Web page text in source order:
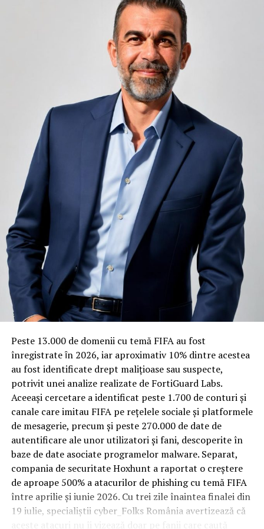
Camerele de hotel sunt, prin natura lor, spații apropiate
unele de altele, separate de pereți care nu pot fi făcuți
infinit de groși din motive practice și economice.
Zgomotul pașilor din camera de sus sau din coridorul
adiacent rămâne una dintre cele mai frecvente
nemulțumiri semnalate de oaspeți în recenziile online,
chiar și la unități altfel apreciate pentru servicii și
locație. De multe ori, oaspeții nu identifică pardoseala
drept sursa reală a problemei, ci descriu simplu senzația
de spațiu zgomotos sau agitat.
Pardoseala joacă un rol important în absorbția acestor
sunete, mai ales în zonele de trecere frecventă dintre
cameră și baie sau dintre pat și fereastră. Un material cu
proprietăți fonoabsorbante bune reduce transmiterea
zgomotului către camerele vecine și către etajele
inferioare, un aspect esențial mai ales în clădirile mai
vechi, cu structuri care nu au fost proiectate inițial
pentru izolare fonică performantă.
Rotația rapidă a oaspeților cere
materiale rezistente
Spre diferență de o locuință obișnuită, o cameră de hotel
trece printr-un ciclu de utilizare intensă: oaspeți diferiți,
bagaje trase pe roți, curățenie zilnică, uneori mai multe
rezervări consecutive în aceeași săptămână. Această
frecvență ridicată de utilizare pune presiune reală pe
orice suprafață, iar pardoseala este printre primele
elemente afectate vizibil, mai ales în zona din jurul
patului și a ușii de acces.
În etapa de renovare sau construcție, administratorii
care iau în calcul mocheta trafic intens
pentru zonele
cu rotație mare reduc riscul de uzură prematură și de
decolorare vizibilă în punctele de trecere frecventă. Este
o decizie care ține mai puțin de stil și mai mult de
Peste 13.000 de domenii cu temă FIFA au fost
înregistrate ȋn 2026, iar aproximativ 10% dintre acestea
au fost identificate drept malițioase sau suspecte,
potrivit unei analize realizate de FortiGuard Labs.
Aceeași cercetare a identificat peste 1.700 de conturi și
canale care imitau FIFA pe rețelele sociale și platformele
de mesagerie, precum și peste 270.000 de date de
autentificare ale unor utilizatori și fani, descoperite în
baze de date asociate programelor malware. Separat,
compania de securitate Hoxhunt a raportat o creștere
de aproape 500% a atacurilor de phishing cu temă FIFA
între aprilie și iunie 2026. Cu trei zile înaintea finalei din
19 iulie, specialiștii cyber_Folks România avertizează că